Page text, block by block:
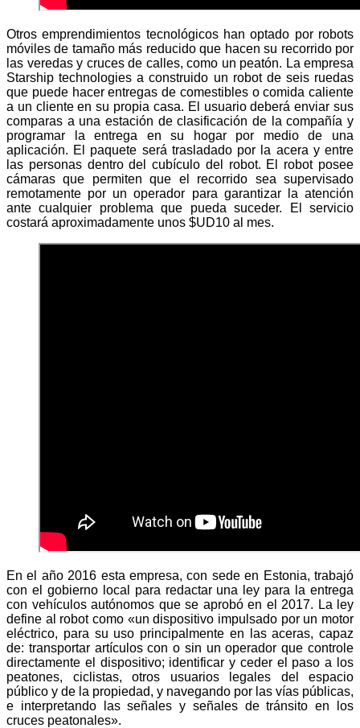
Otros emprendimientos tecnológicos han optado por robots
móviles de tamaño más reducido que hacen su recorrido por
las veredas y cruces de calles, como un peatón. La empresa
Starship technologies a construido un robot de seis ruedas
que puede hacer entregas de comestibles o comida caliente
a un cliente en su propia casa. El usuario deberá enviar sus
comparas a una estación de clasificación de la compañía y
programar la entrega en su hogar por medio de una
aplicación. El paquete será trasladado por la acera y entre
las personas dentro del cubículo del robot. El robot posee
cámaras que permiten que el recorrido sea supervisado
remotamente por un operador para garantizar la atención
ante cualquier problema que pueda suceder. El servicio
costará aproximadamente unos $UD10 al mes.
En el año 2016 esta empresa, con sede en Estonia, trabajó
con el gobierno local para redactar una ley para la entrega
con vehículos autónomos que se aprobó en el 2017. La ley
define al robot como «un dispositivo impulsado por un motor
eléctrico, para su uso principalmente en las aceras, capaz
de: transportar artículos con o sin un operador que controle
directamente el dispositivo; identificar y ceder el paso a los
peatones, ciclistas, otros usuarios legales del espacio
público y de la propiedad, y navegando por las vías públicas,
e interpretando las señales y señales de tránsito en los
cruces peatonales».